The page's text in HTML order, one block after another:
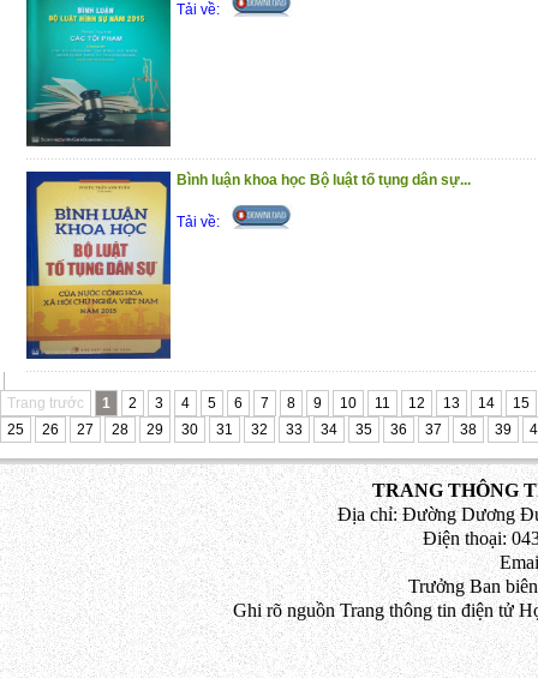
Tải về:
Bình luận khoa học Bộ luật tố tụng dân sự...
Tải về:
Trang trước 1 2 3 4 5 6 7 8 9 10 11 12 13 14
15
25
26 27 28 29 30 31 32 33 34 35 36 37 38 39
TRANG THÔNG
Địa chỉ: Đường Dương
Điện thoại:
Trưởng Ban
Ghi rõ nguồn Trang thông tin điện tử